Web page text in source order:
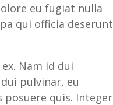
eu fugiat nulla
qui officia deserunt
Nam id dui
pulvinar, eu
quis. Integer